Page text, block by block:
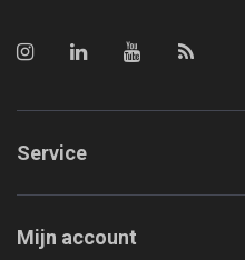
Service
Mijn account